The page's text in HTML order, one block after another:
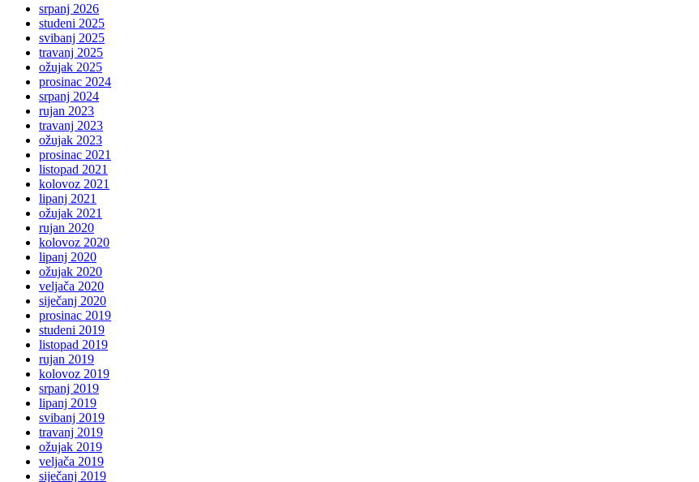
srpanj 2026
studeni 2025
svibanj 2025
travanj 2025
ožujak 2025
prosinac 2024
srpanj 2024
rujan 2023
travanj 2023
ožujak 2023
prosinac 2021
listopad 2021
kolovoz 2021
lipanj 2021
ožujak 2021
rujan 2020
kolovoz 2020
lipanj 2020
ožujak 2020
veljača 2020
siječanj 2020
prosinac 2019
studeni 2019
listopad 2019
rujan 2019
kolovoz 2019
srpanj 2019
lipanj 2019
svibanj 2019
travanj 2019
ožujak 2019
veljača 2019
siječanj 2019